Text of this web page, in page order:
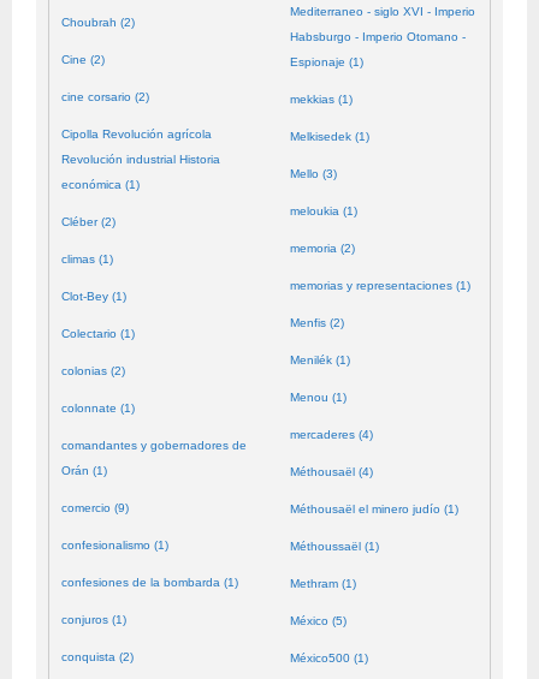
Choubrah (2)
Cine (2)
cine corsario (2)
Cipolla Revolución agrícola
Revolución industrial Historia
económica (1)
Cléber (2)
climas (1)
Clot-Bey (1)
Colectario (1)
colonias (2)
colonnate (1)
comandantes y gobernadores de
Orán (1)
comercio (9)
confesionalismo (1)
confesiones de la bombarda (1)
conjuros (1)
conquista (2)
Mediterraneo - siglo XVI - Imperio
Habsburgo - Imperio Otomano -
Espionaje (1)
mekkias (1)
Melkisedek (1)
Mello (3)
meloukia (1)
memoria (2)
memorias y representaciones (1)
Menfis (2)
Menilék (1)
Menou (1)
mercaderes (4)
Méthousaël (4)
Méthousaël el minero judío (1)
Méthoussaël (1)
Methram (1)
México (5)
México500 (1)